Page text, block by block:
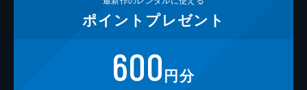
ポイント プレゼント
600円分